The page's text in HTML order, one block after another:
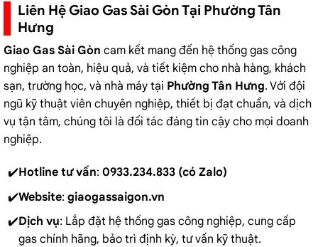
Liên Hệ Giao Gas Sài Gòn Tại Phường Tân
Hưng
Giao Gas Sài Gòn cam kết mang đến hệ thống gas công
nghiệp an toàn, hiệu quả, và tiết kiệm cho nhà hàng, khách
sạn, trường học, và nhà máy tại Phường Tân Hưng. Với đội
ngũ kỹ thuật viên chuyên nghiệp, thiết bị đạt chuẩn, và dịch
vụ tận tâm, chúng tôi là đối tác đáng tin cậy cho mọi doanh
nghiệp.
Hotline tư vấn: 0933.234.833 (có Zalo)
Website: giaogassaigon.vn
Dịch vụ: Lắp đặt hệ thống gas công nghiệp, cung cấp
gas chính hãng, bảo trì định kỳ, tư vấn kỹ thuật.